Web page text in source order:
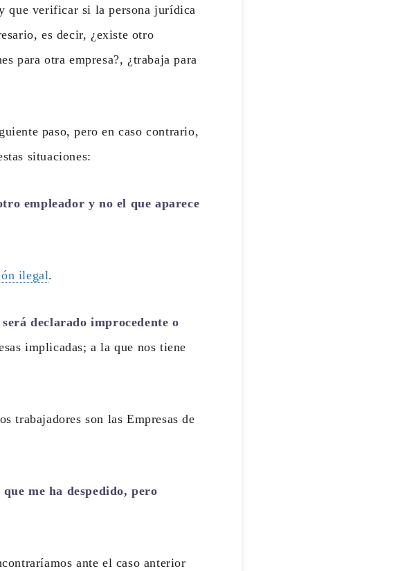
que verificar si la persona jurídica
es decir, ¿existe otro
para otra empresa?, ¿trabaja para
paso, pero en caso contrario,
situaciones:
empleador y no el que aparece
ilegal.
declarado improcedente o
implicadas; a la que nos tiene
trabajadores son las Empresas de
me ha despedido, pero
ante el caso anterior